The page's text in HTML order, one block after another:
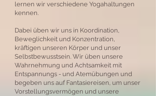
lernen wir verschiedene Yogahaltungen
kennen.
Dabei üben wir uns in Koordination,
Beweglichkeit und Konzentration,
kräftigen unseren Körper und unser
Selbstbewusstsein. Wir üben unsere
Wahrnehmung und Achtsamkeit mit
Entspannungs - und Atemübungen und
begeben uns auf Fantasiereisen, um unser
Vorstellungsvermögen und unsere